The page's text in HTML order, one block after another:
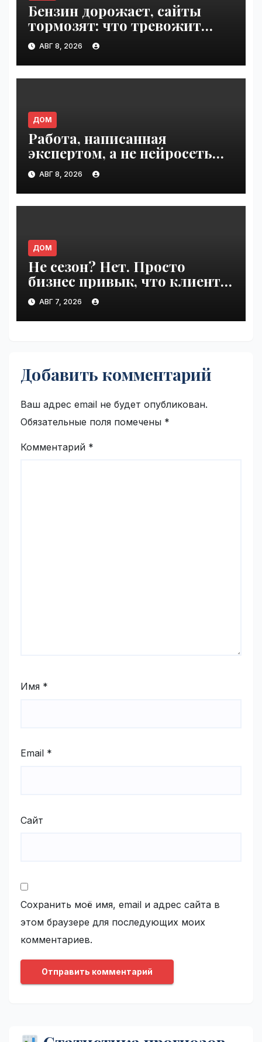
Бензин дорожает, сайты
тормозят: что тревожит
россиян больше? |
VseTime.ru
АВГ 8, 2026
ДОМ
Работа, написанная
экспертом, а не нейросетью |
VseTime.ru
АВГ 8, 2026
ДОМ
Не сезон? Нет. Просто
бизнес привык, что клиенты
сами приходят | VseTime.ru
АВГ 7, 2026
Добавить комментарий
Ваш адрес email не будет опубликован.
Обязательные поля помечены *
Комментарий *
Имя *
Email *
Сайт
Сохранить моё имя, email и адрес сайта в
этом браузере для последующих моих
комментариев.